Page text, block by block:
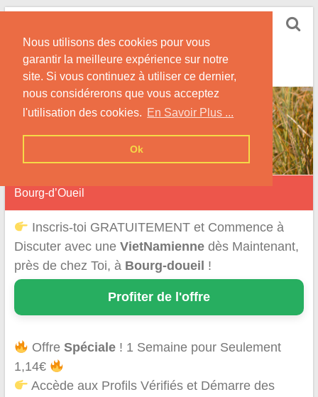
Nous utilisons des cookies pour vous
garantir la meilleure expérience sur notre
site. Si vous continuez à utiliser ce dernier,
nous considérerons que vous acceptez
l'utilisation des cookies. En Savoir Plus ...
Ok
Skip
contentVietnamienne
Rencontre une Célibataire Originaire du VietNam !
Bourg-d’Oueil
Inscris-toi GRATUITEMENT et Commence à
Discuter avec une VietNamiennedès Maintenant,
près de chez Toi, à Bourg-doueil !
Profiter de l'offre
OffreSpéciale ! 1 Semaine pour Seulement
1,14€
Accède aux Profils Vérifiés et Démarre des